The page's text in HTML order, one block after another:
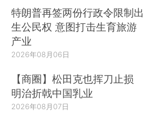
特朗普再签两份行政令限制出
生公民权 意图打击生育旅游
产业
2026年08月06日
【商圈】松田克也挥刀止损
明治折戟中国乳业
2026年08月07日